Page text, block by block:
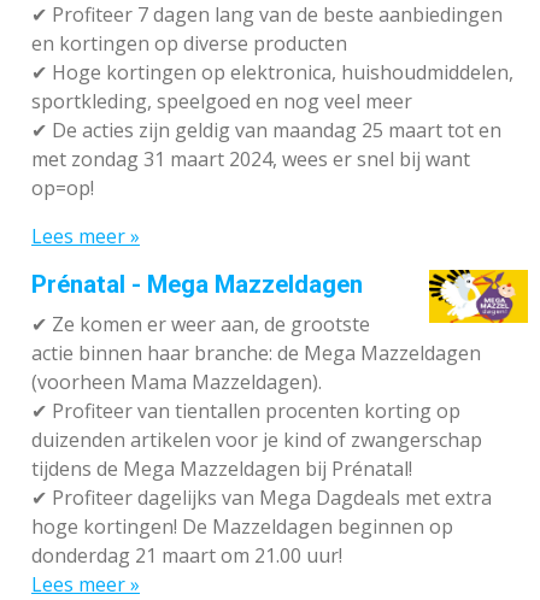
✔ Profiteer 7 dagen lang van de beste aanbiedingen
en kortingen op diverse producten
✔ Hoge kortingen op elektronica, huishoudmiddelen,
sportkleding, speelgoed en nog veel meer
✔ De acties zijn geldig van maandag 25 maart tot en
met zondag 31 maart 2024, wees er snel bij want
op=op!
Lees meer »
Prénatal - Mega Mazzeldagen
✔ Ze komen er weer aan, de grootste
actie binnen haar branche: de Mega Mazzeldagen
(voorheen Mama Mazzeldagen).
✔ Profiteer van tientallen procenten korting op
duizenden artikelen voor je kind of zwangerschap
tijdens de Mega Mazzeldagen bij Prénatal!
✔ Profiteer dagelijks van Mega Dagdeals met extra
hoge kortingen! De Mazzeldagen beginnen op
donderdag 21 maart om 21.00 uur!
Lees meer »